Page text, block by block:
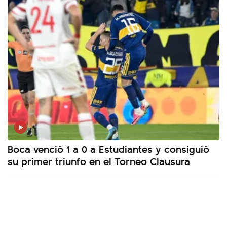
Boca venció 1 a 0 a Estudiantes y consiguió
su primer triunfo en el Torneo Clausura